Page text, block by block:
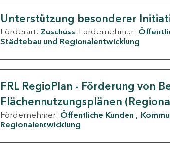
Unterstützung besonderer
Förderart: Zuschuss Fördernehmer:
Städtebau und Regionalentwicklung
FRL RegioPlan - Förderung von
Flächennutzungsplänen
Fördernehmer: Öffentliche Kunden
Regionalentwicklung